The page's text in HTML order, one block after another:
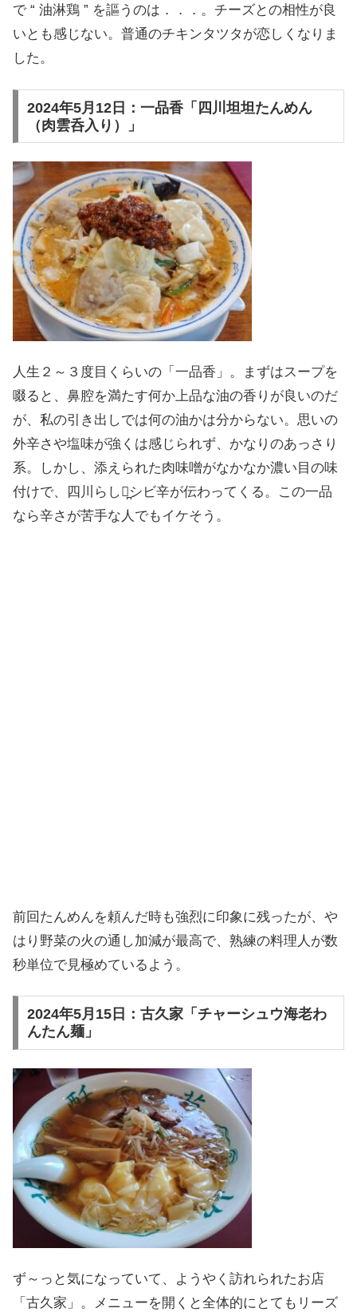
で “ 油淋鶏 ” を謳うのは．．．。チーズとの相性が良
いとも感じない。普通のチキンタツタが恋しくなりま
した。
2024年5月12日：一品香「四川坦坦たんめん
（肉雲呑入り）」
人生２～３度目くらいの「一品香」。まずはスープを
啜ると、鼻腔を満たす何か上品な油の香りが良いのだ
が、私の引き出しでは何の油かは分からない。思いの
外辛さや塩味が強くは感じられず、かなりのあっさり
系。しかし、添えられた肉味噌がなかなか濃い目の味
付けで、四川らしく̪シビ辛が伝わってくる。この一品
なら辛さが苦手な人でもイケそう。
前回たんめんを頼んだ時も強烈に印象に残ったが、や
はり野菜の火の通し加減が最高で、熟練の料理人が数
秒単位で見極めているよう。
2024年5月15日：古久家「チャーシュウ海老わ
んたん麺」
ず～っと気になっていて、ようやく訪れられたお店
「古久家」。メニューを開くと全体的にとてもリーズ